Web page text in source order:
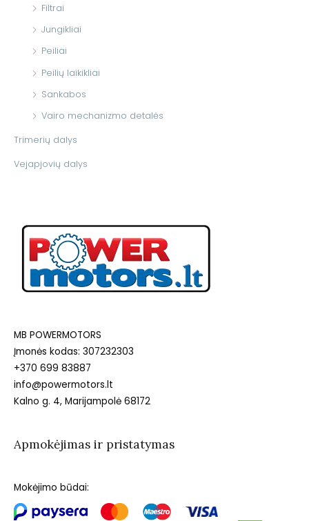
Filtrai
Jungikliai
Peiliai
Peilių laikikliai
Sankabos
Vairo mechanizmo detalės
Trimerių dalys
Vejapjovių dalys
MB POWERMOTORS
Įmonės kodas: 307232303
+370 699 83887
info@powermotors.lt
Kalno g. 4, Marijampolė 68172
Apmokėjimas ir pristatymas
Mokėjimo būdai: